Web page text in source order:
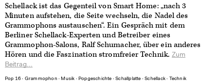
Schellack ist das Gegenteil von Smart Home: „nach 3
Minuten aufstehen, die Seite wechseln, die Nadel des
Grammophons austauschen“. Ein Gespräch mit dem
Berliner Schellack-Experten und Betreiber eines
Grammophon-Salons, Ralf Schumacher, über ein anderes
Hören und die Faszination stromfreier Technik. Zum
Beitrag...
Pop 16 ∙ Grammophon ∙ Musik ∙ Popgeschichte ∙Schallplatte ∙Schellack ∙ Technik